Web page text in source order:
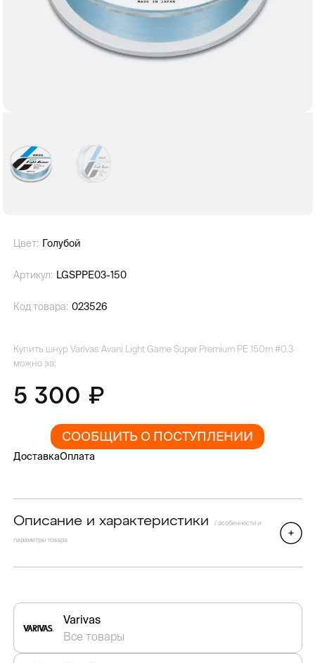
Цвет: Голубой
Артикул: LGSPPE03-150
Код товара: 023526
Купить шнур Varivas Avani Light Game Super Premium PE 150m #0.3
можно за:
5 300
СООБЩИТЬ О ПОСТУПЛЕНИИ
ДоставкаОплата
Описание и характеристики / особенности и
параметры товара
Varivas
Все товары